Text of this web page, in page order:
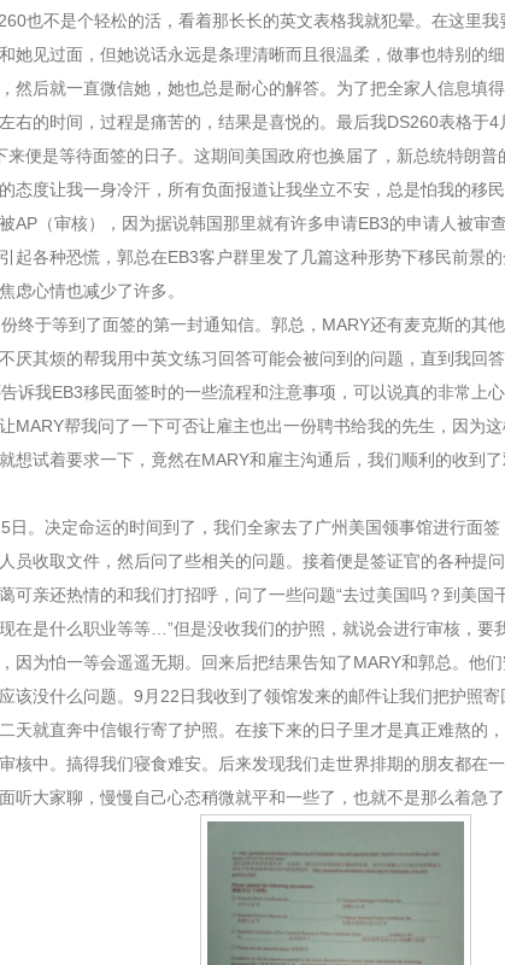
也不是个轻松的活，看着那长长的英文表格我就犯晕。在这里
她见过面，但她说话永远是条理清晰而且很温柔，做事也特别的
然后就一直微信她，她也总是耐心的解答。为了把全家人信息填
右的时间，过程是痛苦的，结果是喜悦的。最后我DS260表格于4
来便是等待面签的日子。这期间美国政府也换届了，新总统特朗普
态度让我一身冷汗，所有负面报道让我坐立不安，总是怕我的移
AP（审核），因为据说韩国那里就有许多申请EB3的申请人被审
起各种恐慌，郭总在EB3客户群里发了几篇这种形势下移民前景
虑心情也减少了许多。
终于等到了面签的第一封通知信。郭总，MARY还有麦克斯的其
厌其烦的帮我用中英文练习回答可能会被问到的问题，直到我回
诉我EB3移民面签时的一些流程和注意事项，可以说真的非常上
MARY帮我问了一下可否让雇主也出一份聘书给我的先生，因为
想试着要求一下，竟然在MARY和雇主沟通后，我们顺利的收到
日。决定命运的时间到了，我们全家去了广州美国领事馆进行面
员收取文件，然后问了些相关的问题。接着便是签证官的各种提
可亲还热情的和我们打招呼，问了一些问题“去过美国吗？到美国
在是什么职业等等…”但是没收我们的护照，就说会进行审核，要
因为怕一等会遥遥无期。回来后把结果告知了MARY和郭总。他
该没什么问题。9月22日我收到了领馆发来的邮件让我们把护照
天就直奔中信银行寄了护照。在接下来的日子里才是真正难熬的
核中。搞得我们寝食难安。后来发现我们走世界排期的朋友都在
听大家聊，慢慢自己心态稍微就平和一些了，也就不是那么着急了